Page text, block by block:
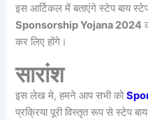
इस आर्टिकल में बताएंगे स्टेप बाय
Sponsorship Yojana 2024
कर लिए होंगे।
सारांश
इस लेख मे, हमने आप सभी को
प्रक्रिया पूरी विस्तृत रूप से स्टेप